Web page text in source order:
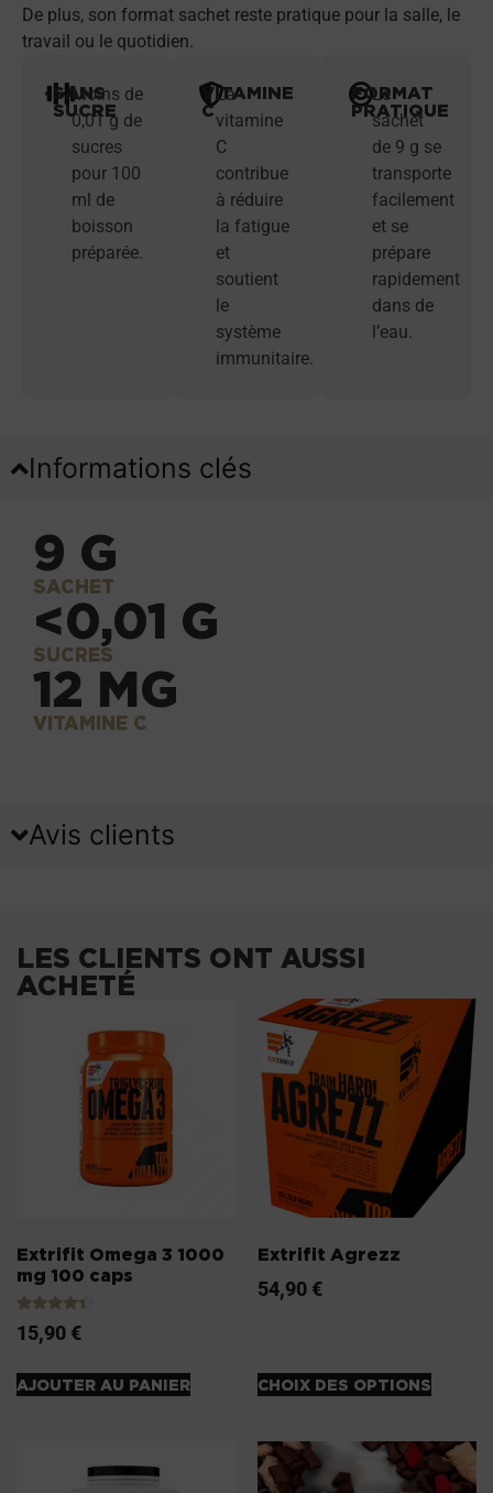
De plus, son format sachet reste pratique pour la salle, le
travail ou le quotidien.
SANS
SUCRE
Moins de
0,01 g de
sucres
pour 100
ml de
boisson
préparée.
VITAMINE
C
La
vitamine
C
contribue
à réduire
la fatigue
et
soutient
le
système
immunitaire.
FORMAT
PRATIQUE
Le
sachet
de 9 g se
transporte
facilement
et se
prépare
rapidement
dans de
l’eau.
Informations clés
9 G
SACHET
<0,01 G
SUCRES
12 MG
VITAMINE C
Avis clients
LES CLIENTS ONT AUSSI
ACHETÉ
Extrifit Omega 3 1000
mg 100 caps
Note
4.20
15,90 €
AJOUTER AU PANIER
Extrifit Agrezz
54,90 €
CHOIX DES OPTIONS